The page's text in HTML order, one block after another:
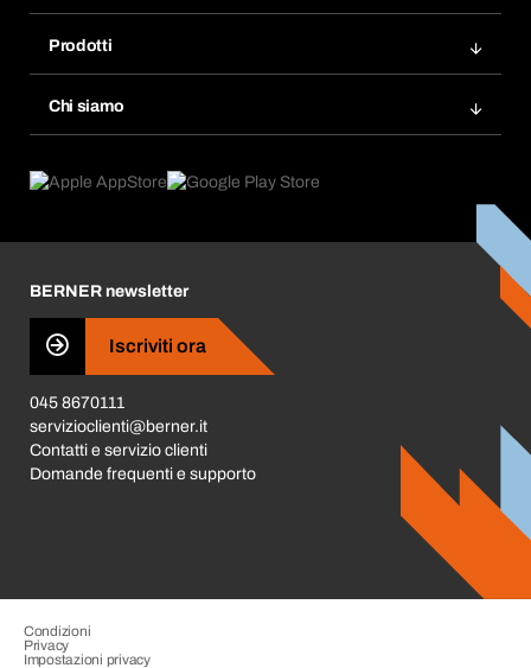
Modelli d'ordine
Acquista di nuovo
Ordini programmati
Chemical Safety Management
eProcurement
Trova prodotti
Prodotti
Chi siamo
Cosa ci spinge
Business Conduct
BERNER newsletter
Iscriviti ora
045 8670111
servizioclienti@berner.it
Contatti e servizio clienti
Domande frequenti e supporto
Condizioni
Privacy
Impostazioni privacy